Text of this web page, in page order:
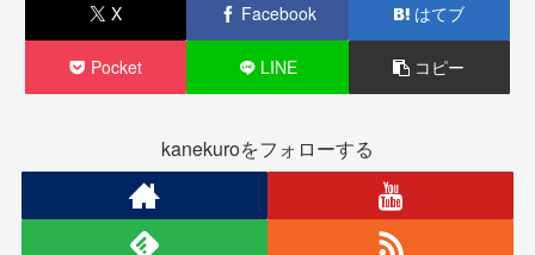
X Facebook はてブ
Pocket LINE コピー
kanekuroをフォローする